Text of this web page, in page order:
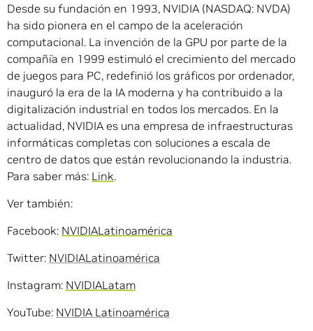
Desde su fundación en 1993, NVIDIA (NASDAQ: NVDA)
ha sido pionera en el campo de la aceleración
computacional. La invención de la GPU por parte de la
compañía en 1999 estimuló el crecimiento del mercado
de juegos para PC, redefinió los gráficos por ordenador,
inauguró la era de la IA moderna y ha contribuido a la
digitalización industrial en todos los mercados. En la
actualidad, NVIDIA es una empresa de infraestructuras
informáticas completas con soluciones a escala de
centro de datos que están revolucionando la industria.
Para saber más: Link.
Ver también:
Facebook: NVIDIALatinoamérica
Twitter: NVIDIALatinoamérica
Instagram: NVIDIALatam
YouTube: NVIDIA Latinoamérica